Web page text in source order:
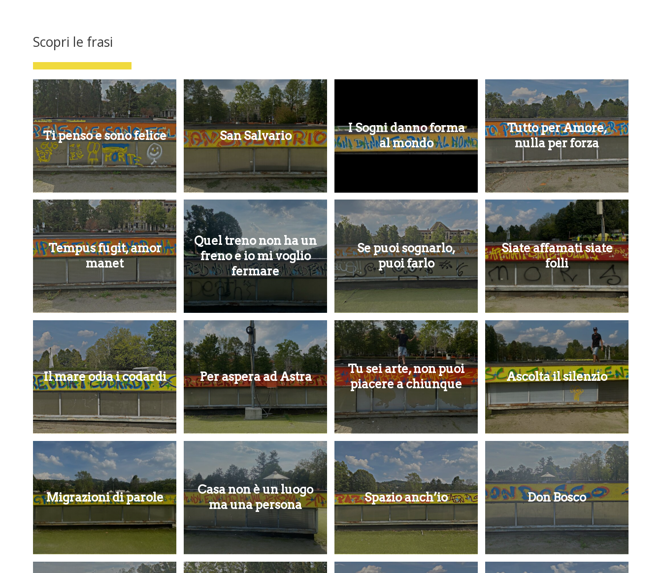
Scopri le frasi
Ti penso e sono felice San Salvario
I Sogni danno forma
al mondo
Tutto per Amore,
nulla per forza
Tempus fugit, amor
manet
Quel treno non ha un
freno e io mi voglio
fermare
Se puoi sognarlo,
puoi farlo
Siate affamati siate
folli
Il mare odia i codardi Per aspera ad Astra
Tu sei arte, non puoi
piacere a chiunque
Ascolta il silenzio
Migrazioni di parole
Casa non è un luogo
ma una persona
Spazio anch’io Don Bosco